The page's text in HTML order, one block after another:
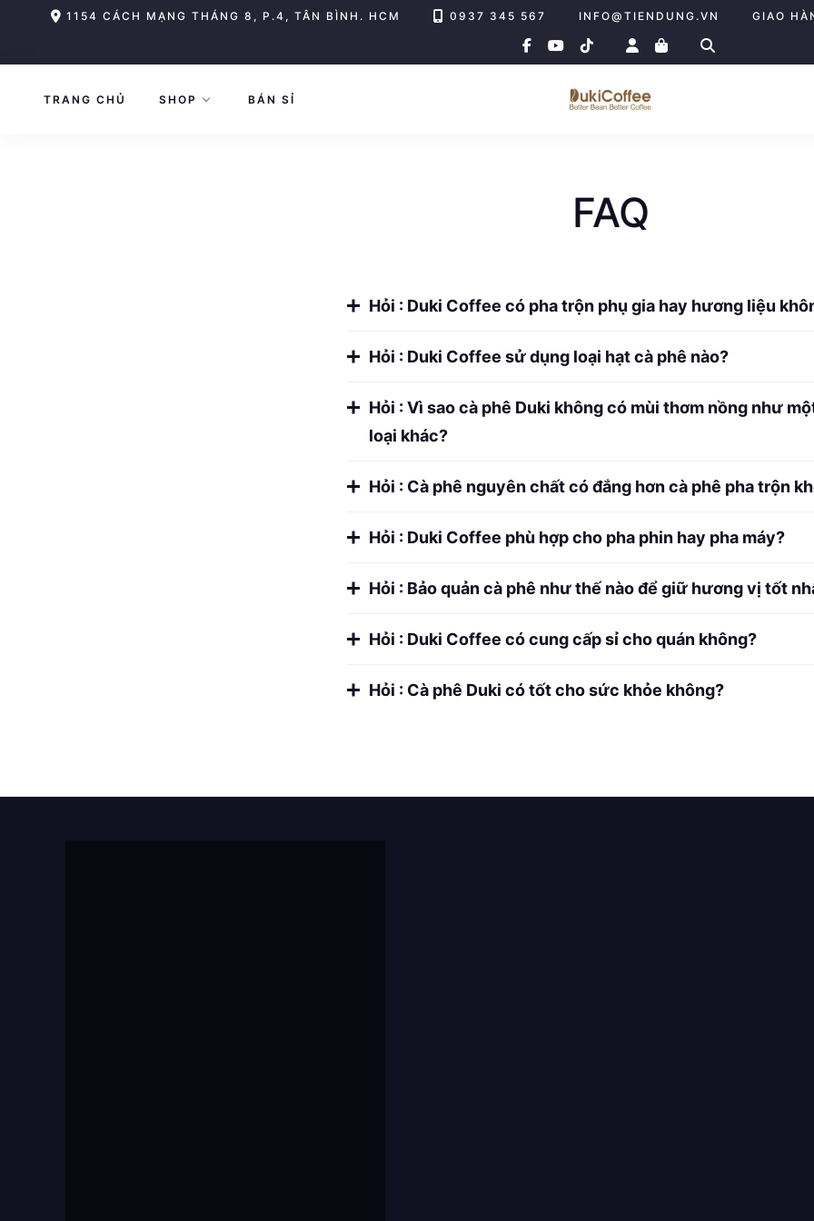
content
1154 CÁCH MẠNG THÁNG 8, P.4, TÂN BÌNH. HCM 0937 345 567 INFO@TIENDUNG.VN GIAO
facebook-
youtubetiktok
TRANG CHỦ SHOP BÁN SỈ
FAQ
Hỏi : Duki Coffee có pha trộn phụ gia hay hương liệu
Hỏi : Duki Coffee sử dụng loại hạt cà phê nào?
Hỏi : Vì sao cà phê Duki không có mùi thơm nồng như
loại khác?
Hỏi : Cà phê nguyên chất có đắng hơn cà phê pha trộn
Hỏi : Duki Coffee phù hợp cho pha phin hay pha máy?
Hỏi : Bảo quản cà phê như thế nào để giữ hương vị tốt
Hỏi : Duki Coffee có cung cấp sỉ cho quán không?
Hỏi : Cà phê Duki có tốt cho sức khỏe không?